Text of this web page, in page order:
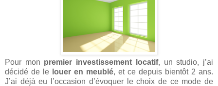
Pour mon premier investissement locatif, un studio, j’ai
décidé de le louer en meublé, et ce depuis bientôt 2 ans.
J’ai déjà eu l’occasion d’évoquer le choix de ce mode de